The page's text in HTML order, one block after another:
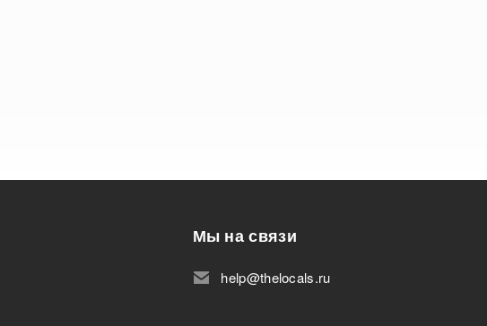
Мы на связи
help@thelocals.ru